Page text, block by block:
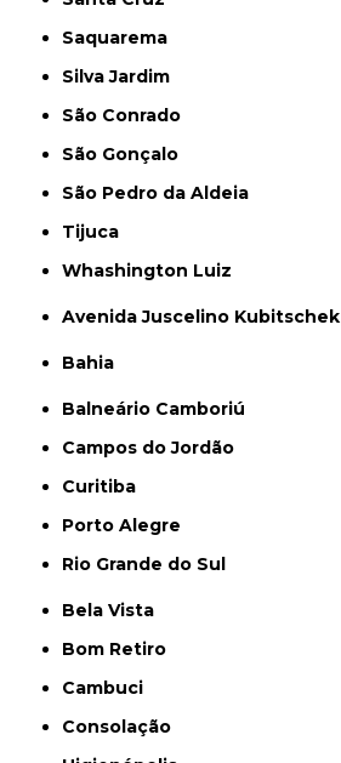
Saquarema
Silva Jardim
São Conrado
São Gonçalo
São Pedro da Aldeia
Tijuca
Whashington Luiz
Avenida Juscelino Kubitschek
Bahia
Balneário Camboriú
Campos do Jordão
Curitiba
Porto Alegre
Rio Grande do Sul
Bela Vista
Bom Retiro
Cambuci
Consolação